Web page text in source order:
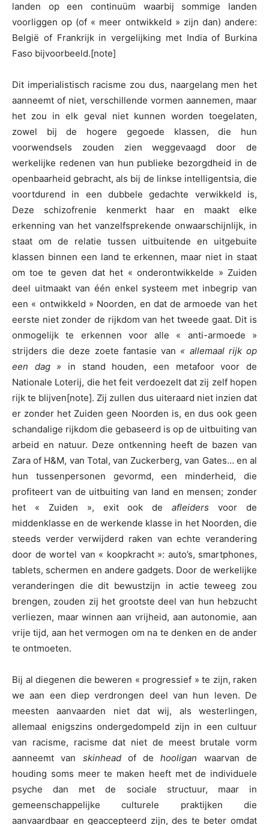
landen op een continuüm waarbij sommige landen
voorliggen op (of « meer ontwikkeld » zijn dan) andere:
België of Frankrijk in vergelijking met India of Burkina
Faso bijvoorbeeld.[note]
Dit imperialistisch racisme zou dus, naargelang men het
aanneemt of niet, verschillende vormen aannemen, maar
het zou in elk geval niet kunnen worden toegelaten,
zowel bij de hogere gegoede klassen, die hun
voorwendsels zouden zien weggevaagd door de
werkelijke redenen van hun publieke bezorgdheid in de
openbaarheid gebracht, als bij de linkse intelligentsia, die
voortdurend in een dubbele gedachte verwikkeld is,
Deze schizofrenie kenmerkt haar en maakt elke
erkenning van het vanzelfsprekende onwaarschijnlijk, in
staat om de relatie tussen uitbuitende en uitgebuite
klassen binnen een land te erkennen, maar niet in staat
om toe te geven dat het « onderontwikkelde » Zuiden
deel uitmaakt van één enkel systeem met inbegrip van
een « ontwikkeld » Noorden, en dat de armoede van het
eerste niet zonder de rijkdom van het tweede gaat. Dit is
onmogelijk te erkennen voor alle « anti-armoede »
strijders die deze zoete fantasie van « allemaal rijk op
een dag » in stand houden, een metafoor voor de
Nationale Loterij, die het feit verdoezelt dat zij zelf hopen
rijk te blijven[note]. Zij zullen dus uiteraard niet inzien dat
er zonder het Zuiden geen Noorden is, en dus ook geen
schandalige rijkdom die gebaseerd is op de uitbuiting van
arbeid en natuur. Deze ontkenning heeft de bazen van
Zara of H&M, van Total, van Zuckerberg, van Gates… en al
hun tussenpersonen gevormd, een minderheid, die
profiteert van de uitbuiting van land en mensen; zonder
het « Zuiden », exit ook deafleidersvoor de
middenklasse en de werkende klasse in het Noorden, die
steeds verder verwijderd raken van echte verandering
door de wortel van « koopkracht »: auto’s, smartphones,
tablets, schermen en andere gadgets. Door de werkelijke
veranderingen die dit bewustzijn in actie teweeg zou
brengen, zouden zij het grootste deel van hun hebzucht
verliezen, maar winnen aan vrijheid, aan autonomie, aan
vrije tijd, aan het vermogen om na te denken en de ander
te ontmoeten.
Bij al diegenen die beweren « progressief » te zijn, raken
we aan een diep verdrongen deel van hun leven. De
meesten aanvaarden niet dat wij, als westerlingen,
allemaal enigszins ondergedompeld zijn in een cultuur
van racisme, racisme dat niet de meest brutale vorm
aanneemt van skinhead of dehooligan waarvan de
houding soms meer te maken heeft met de individuele
psyche dan met de sociale structuur, maar in
gemeenschappelijke culturele praktijken die
aanvaardbaar en geaccepteerd zijn, des te beter omdat